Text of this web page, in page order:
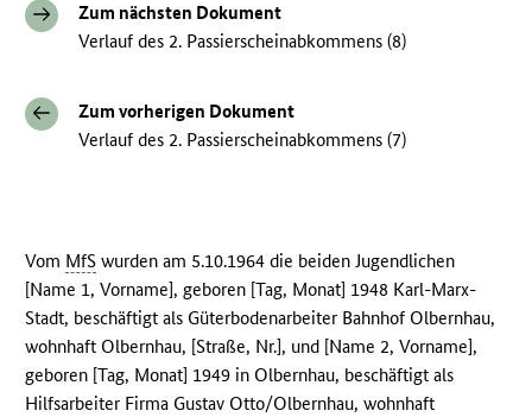
Zum nächsten Dokument
Verlauf des 2. Passierscheinabkommens (8)
Zum vorherigen Dokument
Verlauf des 2. Passierscheinabkommens (7)
Vom MfS wurden am 5.10.1964 die beiden Jugendlichen
[Name 1, Vorname], geboren [Tag, Monat] 1948 Karl-Marx-
Stadt, beschäftigt als Güterbodenarbeiter Bahnhof Olbernhau,
wohnhaft Olbernhau, [Straße, Nr.], und [Name 2, Vorname],
geboren [Tag, Monat] 1949 in Olbernhau, beschäftigt als
Hilfsarbeiter Firma Gustav Otto/Olbernhau, wohnhaft